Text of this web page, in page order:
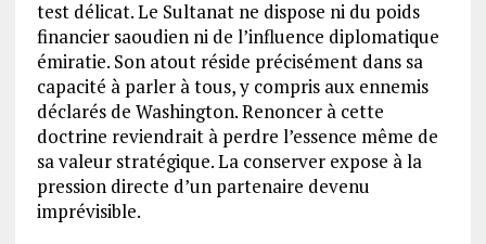
test délicat. Le Sultanat ne dispose ni du poids
financier saoudien ni de l’influence diplomatique
émiratie. Son atout réside précisément dans sa
capacité à parler à tous, y compris aux ennemis
déclarés de Washington. Renoncer à cette
doctrine reviendrait à perdre l’essence même de
sa valeur stratégique. La conserver expose à la
pression directe d’un partenaire devenu
imprévisible.